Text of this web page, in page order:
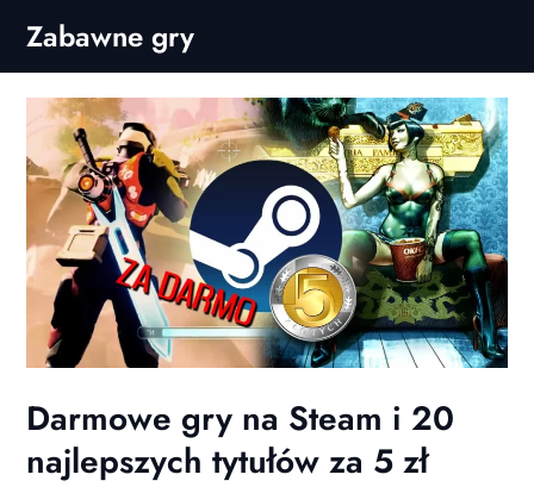
content
Zabawne gry
Darmowe gry na Steam i 20
najlepszych tytułów za 5 zł